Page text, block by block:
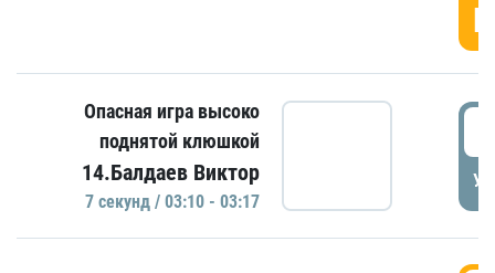
Опасная игра высоко
поднятой клюшкой
14.Балдаев Виктор
7 секунд / 03:10 - 03:17